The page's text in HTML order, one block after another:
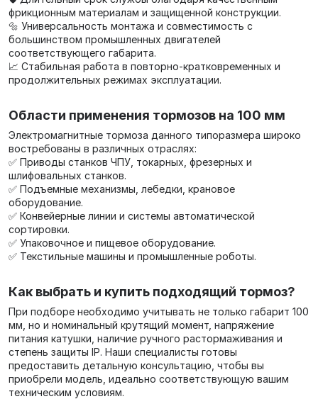
фрикционным материалам и защищенной конструкции.
🔩 Универсальность монтажа и совместимость с
большинством промышленных двигателей
соответствующего габарита.
📈 Стабильная работа в повторно-кратковременных и
продолжительных режимах эксплуатации.
Области применения тормозов на 100 мм
Электромагнитные тормоза данного типоразмера широко
востребованы в различных отраслях:
✅ Приводы станков ЧПУ, токарных, фрезерных и
шлифовальных станков.
✅ Подъемные механизмы, лебедки, крановое
оборудование.
✅ Конвейерные линии и системы автоматической
сортировки.
✅ Упаковочное и пищевое оборудование.
✅ Текстильные машины и промышленные роботы.
Как выбрать и купить подходящий тормоз?
При подборе необходимо учитывать не только габарит 100
мм, но и номинальный крутящий момент, напряжение
питания катушки, наличие ручного растормаживания и
степень защиты IP. Наши специалисты готовы
предоставить детальную консультацию, чтобы вы
приобрели модель, идеально соответствующую вашим
техническим условиям.